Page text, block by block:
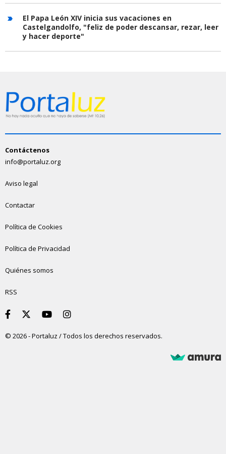
El Papa León XIV inicia sus vacaciones en
Castelgandolfo, "feliz de poder descansar, rezar, leer
y hacer deporte"
Contáctenos
info@portaluz.org
Aviso legal
Contactar
Política de Cookies
Política de Privacidad
Quiénes somos
RSS
© 2026 - Portaluz / Todos los derechos reservados.